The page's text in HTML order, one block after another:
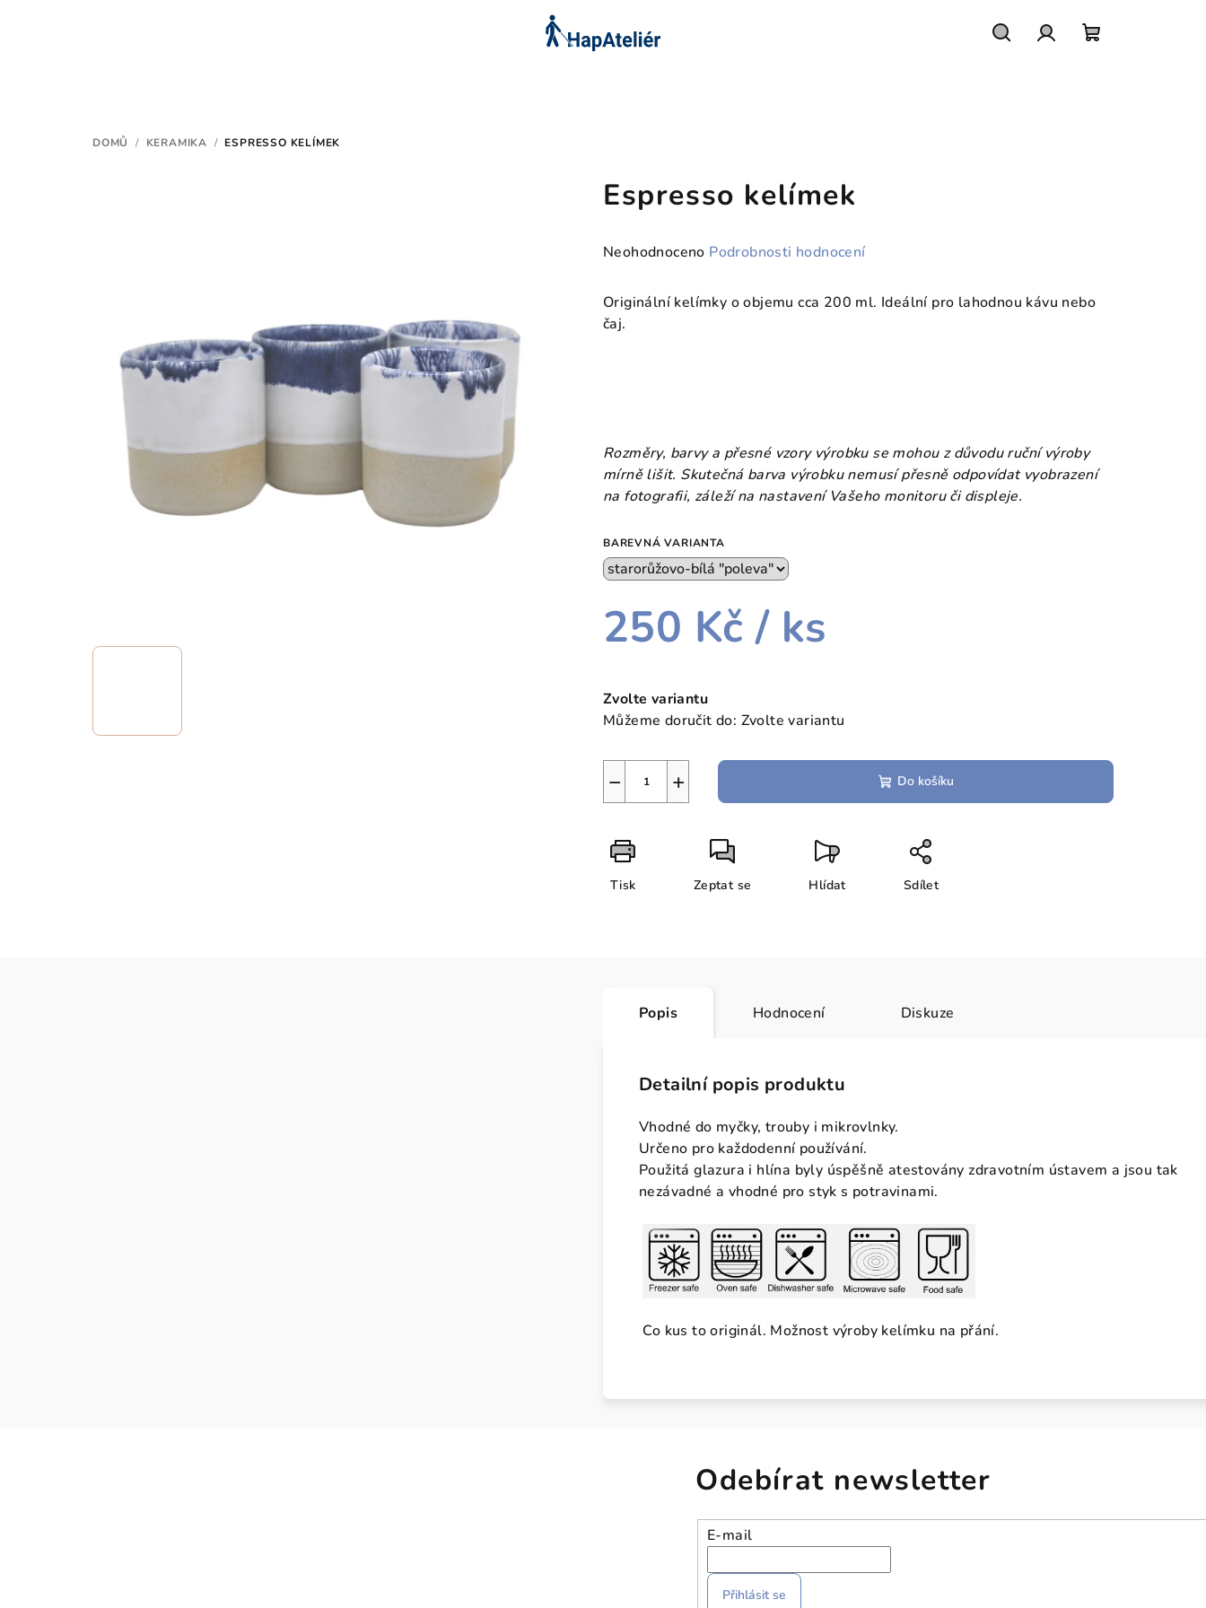
DOMŮ / KERAMIKA / ESPRESSO KELÍMEK
Espresso kelímek
Průměrné
produktu
je
0,0
Neohodnoceno Podrobnosti hodnocení
Originální kelímky o objemu cca 200 ml. Ideální pro lahodnou kávu nebo
čaj.
Rozměry, barvy a přesné vzory výrobku se mohou z důvodu ruční výroby
mírně lišit. Skutečná barva výrobku nemusí přesně odpovídat vyobrazení
na fotografii, záleží na nastavení Vašeho monitoru či displeje.
BAREVNÁ VARIANTA
250 Kč/ ks
cena:
Zvolte variantu
Můžeme doručit do: Zvolte variantu
+
− Do košíku
Tisk Zeptat se Hlídat Sdílet
Popis Hodnocení Diskuze
Detailní popis produktu
Vhodné do myčky, trouby i mikrovlnky.
Určeno pro každodenní používání.
Použitá glazura i hlína byly úspěšně atestovány zdravotním ústavem a jsou tak
nezávadné a vhodné pro styk s potravinami.
Co kus to originál. Možnost výroby kelímku na přání.
Odebírat newsletter
E-mail
Přihlásit se